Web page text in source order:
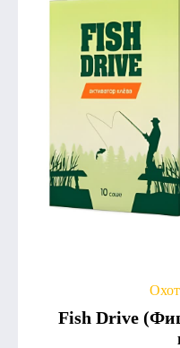
Fish Drive